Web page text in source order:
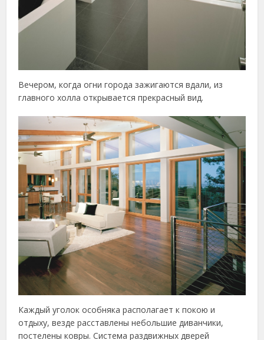
Вечером, когда огни города зажигаются вдали, из
главного холла открывается прекрасный вид.
Каждый уголок особняка располагает к покою и
отдыху, везде расставлены небольшие диванчики,
постелены ковры. Система раздвижных дверей